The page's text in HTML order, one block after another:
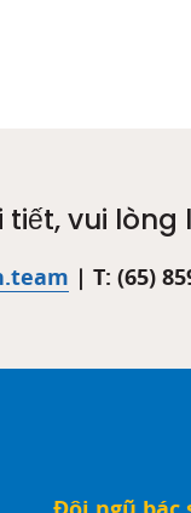
vui lòng
| T: (65)